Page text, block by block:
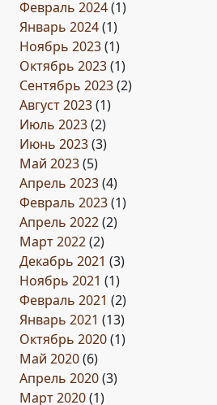
Февраль 2024(1)
Январь 2024(1)
Ноябрь 2023(1)
Октябрь 2023(1)
Сентябрь 2023(2)
Август 2023(1)
Июль 2023(2)
Июнь 2023(3)
Май 2023(5)
Апрель 2023(4)
Февраль 2023(1)
Апрель 2022(2)
Март 2022(2)
Декабрь 2021 (3)
Ноябрь 2021 (1)
Февраль 2021 (2)
Январь 2021 (13)
Октябрь 2020(1)
Май 2020(6)
Апрель 2020(3)
Март 2020(1)